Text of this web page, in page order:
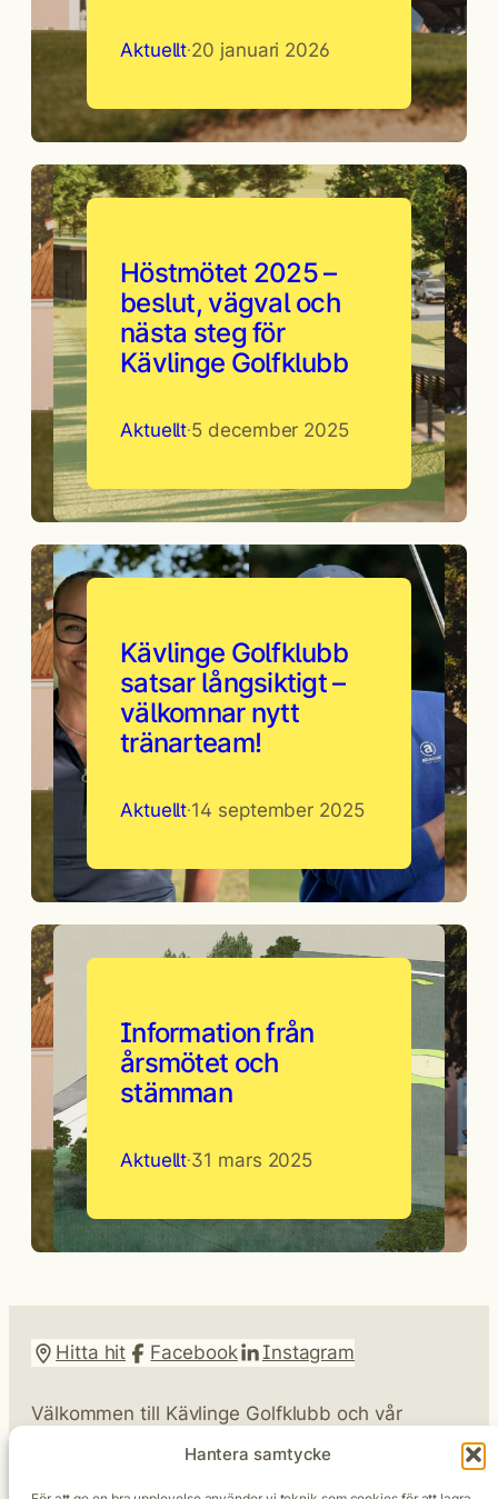
Hantera samtycke
Aktuellt·20 januari 2026
Höstmötet 2025 –
beslut, vägval och
nästa steg för
Kävlinge Golfklubb
Aktuellt·5 december 2025
Kävlinge Golfklubb
satsar långsiktigt –
välkomnar nytt
tränarteam!
Aktuellt·14 september 2025
Information från
årsmötet och
stämman
Aktuellt·31 mars 2025
Hitta hit Facebook Instagram
Välkommen till Kävlinge Golfklubb och vår
Vår vision är att skapa en golfupplevelse som ger